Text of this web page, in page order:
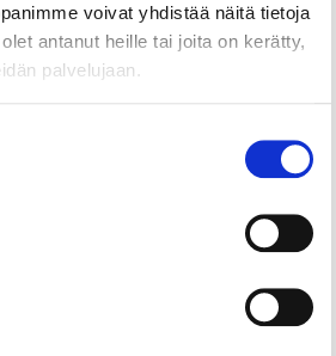
voivat yhdistää näitä tietoja
antanut heille tai joita on kerätty,
palvelujaan.
perheille
Center